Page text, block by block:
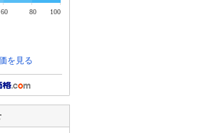
60 80 100
を見る